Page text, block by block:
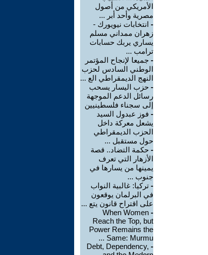
الأمريكي من أصول
مصرية وأحد أبر ...
- انتخابات نيويورك -
زهران ممداني مسلم
يساري يربك حسابات
ترامب ...
- جميعا لإنجاح المؤتمر
الوطني السادس لحزب
النهج الديمقراطي الع ...
- حزب اليسار يسحب
رسائل الدعم الموجهة
إلى سجناء فلسطينيين
- فوز عبدول السيد
يشعل معركة داخل
الحزب الديمقراطي
حول مستقبل ...
- حكمة التضاد.. قصة
الأزهار التي تعرف
يمينها من يسارها في
جنوب ...
- تركيا: غالبية النواب
في البرلمان يوقعون
على اقتراح قانون يتع ...
-
When Women
Reach the Top, but
Power Remains the
Same: Murmu ...
-
Debt, Dependency,